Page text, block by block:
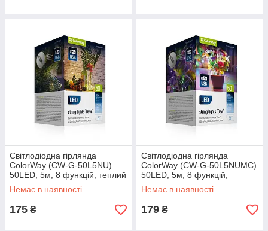
Світлодіодна гірлянда
ColorWay (CW-G-50L5NU)
50LED, 5м, 8 функцій, теплий
колір USB
Немає в наявності
175 ₴
Світлодіодна гірлянда
ColorWay (CW-G-50L5NUMC)
50LED, 5м, 8 функцій,
різнокольорова USB
Немає в наявності
179 ₴